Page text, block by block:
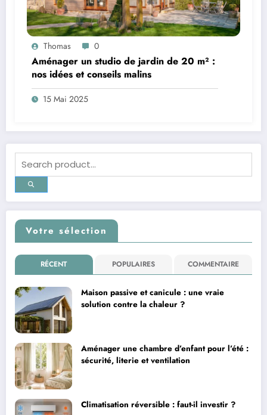
Thomas 0
Aménager un studio de jardin de 20 m² :
nos idées et conseils malins
15 Mai 2025
Votre sélection
RÉCENT POPULAIRES COMMENTAIRE
Maison passive et canicule : une vraie
solution contre la chaleur ?
Aménager une chambre d’enfant pour l’été :
sécurité, literie et ventilation
Climatisation réversible : faut-il investir ?